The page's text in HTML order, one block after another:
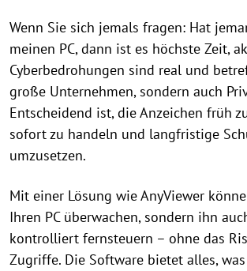
Wenn Sie sich jemals fragen: Hat
meinen PC, dann ist es höchste Zeit,
Cyberbedrohungen sind real und
große Unternehmen, sondern auch
Entscheidend ist, die Anzeichen früh
sofort zu handeln und langfristige
umzusetzen.
Mit einer Lösung wie AnyViewer
Ihren PC überwachen, sondern ihn
kontrolliert fernsteuern – ohne das
Zugriffe. Die Software bietet alles,